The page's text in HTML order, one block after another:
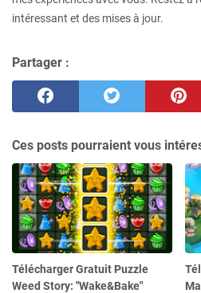
intéressant et des mises à jour.
Partager :
Ces posts pourraient vous
Télécharger Gratuit Puzzle
Weed Story: "Wake&Bake"